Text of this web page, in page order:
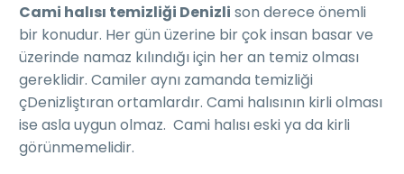
Cami halısı temizliği Denizli son derece önemli
bir konudur. Her gün üzerine bir çok insan basar ve
üzerinde namaz kılındığı için her an temiz olması
gereklidir. Camiler aynı zamanda temizliği
çDenizliştıran ortamlardır. Cami halısının kirli olması
ise asla uygun olmaz. Cami halısı eski ya da kirli
görünmemelidir.